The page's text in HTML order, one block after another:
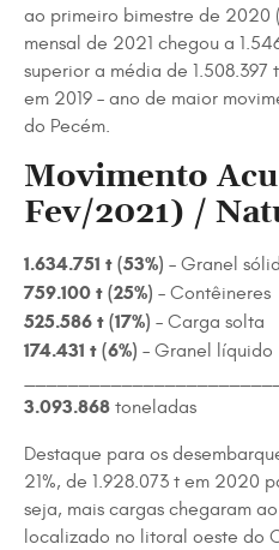
ao primeiro bimestre de 2020
mensal de 2021 chegou a
superior a média de
em 2019 – ano de maior
do Pecém.
Movimento
Fev/2021) /
1.634.751 t (53%) – Granel
759.100 t (25%) – Contêineres
525.586 t (17%) – Carga solta
174.431 t (6%) – Granel líquido
3.093.868 toneladas
Destaque para os
21%, de 1.928.073 t em 2020
seja, mais cargas chegaram
localizado no litoral oeste do